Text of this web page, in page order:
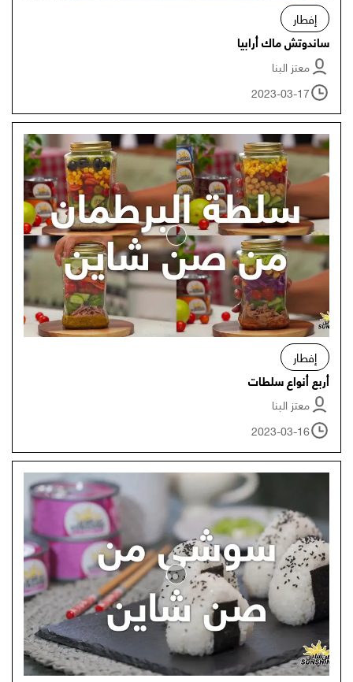
إفطار
ساندوتش ماك أرابيا
معتز البنا
2023-03-17
إفطار
أربع أنواع سلطات
معتز البنا
2023-03-16